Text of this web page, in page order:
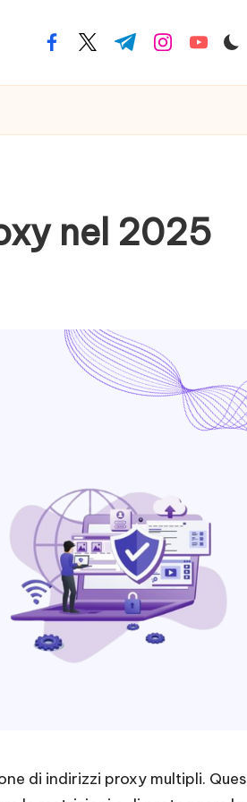
facebook.com
twitter.com
t.me
nel 2025
di indirizzi proxy multipli.